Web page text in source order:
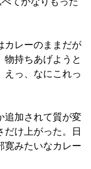
カレーのままだが
物持ちあげようと
えっ、なにこれっ
追加されて質が変
け上がった。日
寛みたいなカレー